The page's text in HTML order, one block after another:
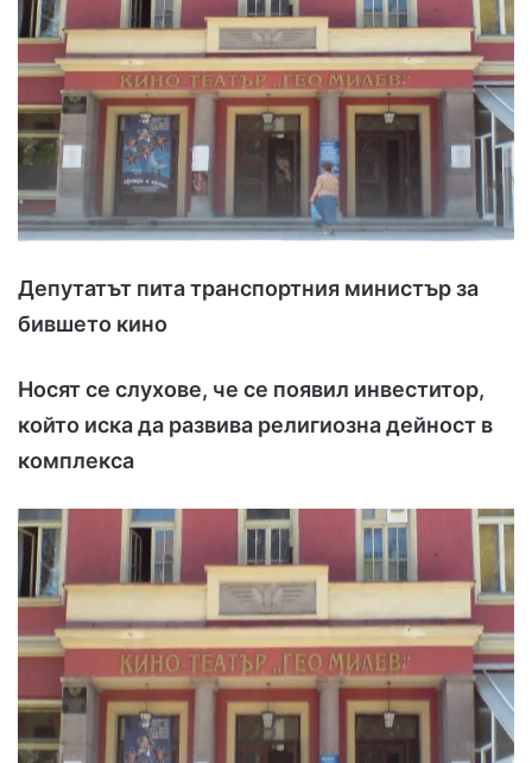
o
w
o
a
n
e
m
Депутатът пита транспортния министър за
бившето кино
Носят се слухове, че се появил инвеститор,
който иска да развива религиозна дейност в
комплекса